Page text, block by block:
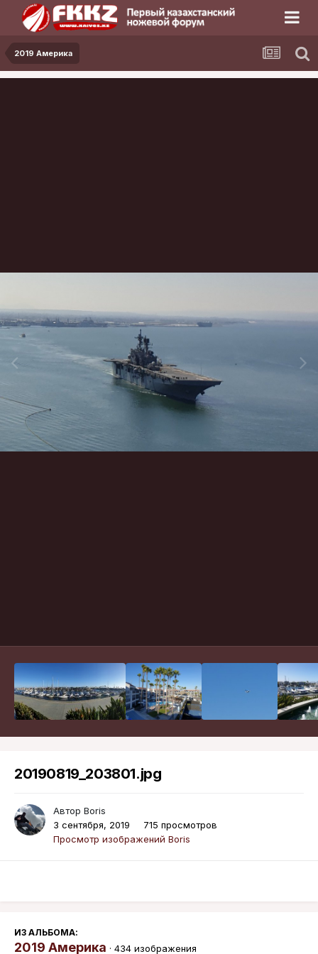
2019 Америка
20190819_203801.jpg
Автор Boris
3 сентября, 2019
715 просмотров
Просмотр изображений Boris
ИЗ АЛЬБОМА:
2019 Америка · 434 изображения